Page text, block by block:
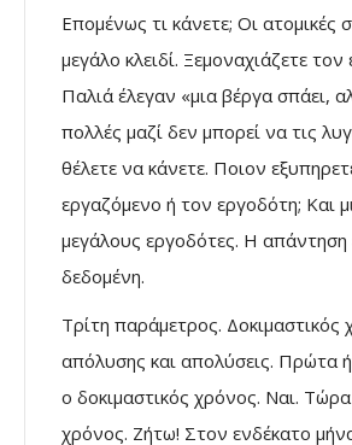
Επομένως τι κάνετε; Οι ατομικές
μεγάλο κλειδί. Ξεμοναχιάζετε
Παλιά έλεγαν «μια βέργα σπάει,
πολλές μαζί δεν μπορεί να τις
θέλετε να κάνετε. Ποιον
εργαζόμενο ή τον εργοδότη; Και
μεγάλους εργοδότες. Η απάντηση
δεδομένη.
Τρίτη παράμετρος. Δοκιμαστικός
απόλυσης και απολύσεις. Πρώτα
ο δοκιμαστικός χρόνος. Ναι. Τώρα
χρόνος. Ζήτω! Στον ενδέκατο